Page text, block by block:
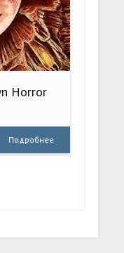
Horror
Подробнее